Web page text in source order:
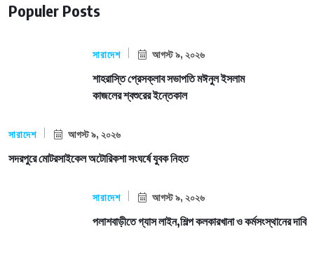
Populer Posts
সারাদেশ আগস্ট ৯, ২০২৬
শাহরাস্তি প্রেসক্লাব সভাপতি মঈনুল ইসলাম
কাজলের শ্বশুরের ইন্তেকাল
সারাদেশ আগস্ট ৯, ২০২৬
সদরপুরে মোটরসাইকেল অটোরিকশা সংঘর্ষে যুবক নিহত
সারাদেশ আগস্ট ৯, ২০২৬
পলাশবাড়ীতে গ্যাস লাইন,শিল্প কলকারখানা ও কর্মসংস্থানের দাবি